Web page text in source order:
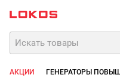
АКЦИИ ГЕНЕРАТОРЫ